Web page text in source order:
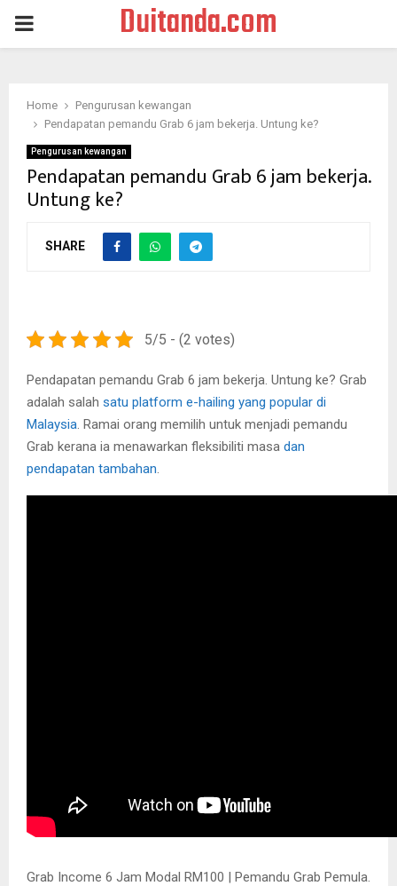
PRIMARY
Duitanda.com
Home
Pengurusan kewangan
Pendapatan pemandu Grab 6 jam bekerja. Untung ke?
Pengurusan kewangan
Pendapatan pemandu Grab 6 jam bekerja.
Untung ke?
SHARE
5/5 - (2 votes)
Pendapatan pemandu Grab 6 jam bekerja. Untung ke? Grab
adalah salah satu platform e-hailing yang popular di
Malaysia . Ramai orang memilih untuk menjadi pemandu
Grab kerana ia menawarkan fleksibiliti masa dan
pendapatan tambahan
Grab Income 6 Jam Modal RM100 | Pemandu Grab Pemula.